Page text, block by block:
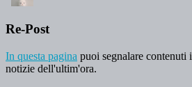
Re-Post
In questa pagina puoi segnalare contenuti
notizie dell'ultim'ora.